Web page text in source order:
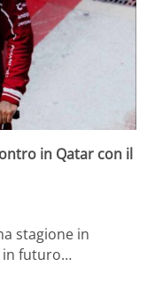
in Qatar con il
stagione in
in futuro…